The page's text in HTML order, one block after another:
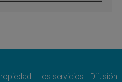
que separanLos servicios Difusión